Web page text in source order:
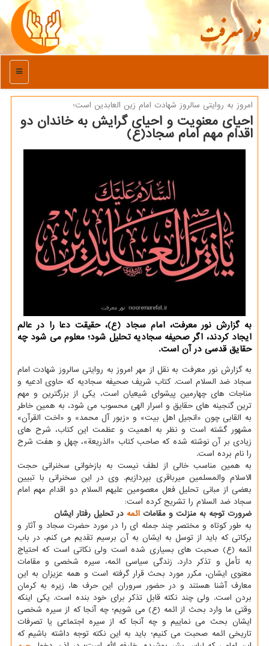
نور معرفت
منو
امروز به روایتی سالروز شهادت امام زین العابدین است؛
احیای معنویت و احیای گرایش به خاندان دو
اقدام مهم امام سجاد(ع)
به گزارش نور معرفت، امام سجاد (ع)، حقیقت دعا را در عالم
ایجاد کردند، اگر صحیفه سجادیه تحلیل شود؛ معلوم می شود چه
حقایق قدسی در آن است.
به گزارش نور معرفت به نقل از مهر امروز به روایتی سالروز شهادت امام
سجاد ضد السلام است. کتاب شریف صحیفه سجادیه که حاوی ادعیه و
مناجات های چهارمین پیشوای شیعیان است، یکی از بزرگترین و مهم
ترین گنجینه های حقایق و اسرار الهی محسوب می شود، به همین خاطر
به القابی چون «انجیل اهل بیت» و «زبور آل محمد» و «اخت القرآن»
مشهور گشته است و نظر به اهمیت و عظمت این کتاب، شرح های
زیادی بر آن نوشته شده که صاحب کتاب «الذریعة»، چهل و هفت شرح
را نام برده است.
به همین مناسب خالی از لطف نیست به بازخوانی سخنرانی حجت
الاسلام والمسلمین میرباقری بپردازیم. وی در این سخنرانی با تبیین
بعضی از مبانی تحلیل فعل معصومین علیهم السلام دو اقدام مهم امام
سجاد ضد السلام را تشریح کرده است:
ضرورت توجه به منزلت و مقامات ائمه در تحلیل رفتار ایشان
به طور کوتاه و مختصر چند جمله ای را در مورد حضرت سجاد و آثار و
برکاتی که باید از توسل به ایشان به آن برسیم تقدیم می کنم، در باب
ائمه (ع) صحبت های بسیاری شده است ولی نکاتی است که احتیاج
به تأمل و تذکر دارد. زندگی سیاسی ائمه، سیره شخصی و مقامات
معنوی ایشان، مکرر مورد بحث قرار گرفته است و همه عزیزان به این
معارف آشنا هستند و در حضور سروران این حرف ها، زیره به کرمان
بردن است. ولی چند نکته قابل تذکر برای خود بنده است. یکی اینکه
وقتی ما وارد بحث از ائمه (ع) می شویم؛ چه آنجا که از سیره شخصی
ایشان بحث می نماییم و چه آنجا که از سیره اجتماعی یا تصرفات
تاریخی ائمه صحبت می کنیم؛ باید به این نکته توجه داشته باشیم که